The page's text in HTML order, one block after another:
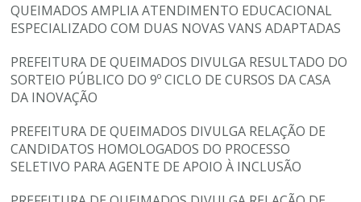
QUEIMADOS AMPLIA ATENDIMENTO EDUCACIONAL
ESPECIALIZADO COM DUAS NOVAS VANS ADAPTADAS
PREFEITURA DE QUEIMADOS DIVULGA RESULTADO DO
SORTEIO PÚBLICO DO 9º CICLO DE CURSOS DA CASA
DA INOVAÇÃO
PREFEITURA DE QUEIMADOS DIVULGA RELAÇÃO DE
CANDIDATOS HOMOLOGADOS DO PROCESSO
SELETIVO PARA AGENTE DE APOIO À INCLUSÃO